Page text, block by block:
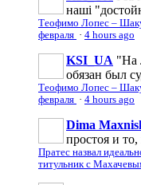
наші
Теофимо Лопес –
февраля · 4 hours ago
KSI_UA "На
обязан был
Теофимо Лопес –
февраля · 4 hours ago
Dima
простоя и
Пратес назвал
титульник с